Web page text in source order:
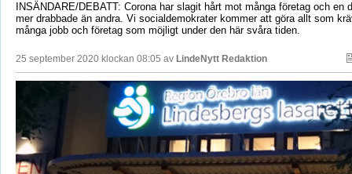
INSÄNDARE/DEBATT: Corona har slagit hårt mot många företag och en
mer drabbade än andra. Vi socialdemokrater kommer att göra allt som
många jobb och företag som möjligt under den här svåra tiden.
25 september 2020 klockan 08:05 av LindeNytt Redaktion